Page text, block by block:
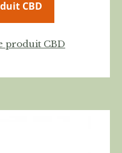
CBD
produit CBD